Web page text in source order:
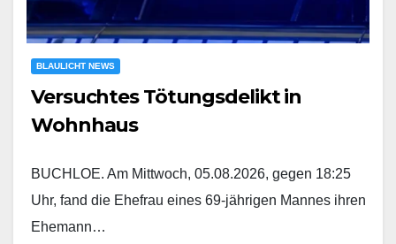
BLAULICHT NEWS
Versuchtes Tötungsdelikt in
Wohnhaus
BUCHLOE. Am Mittwoch, 05.08.2026, gegen 18:25
Uhr, fand die Ehefrau eines 69-jährigen Mannes ihren
Ehemann…